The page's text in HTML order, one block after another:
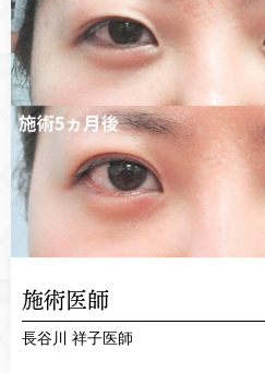
施術医師
長谷川 祥子医師